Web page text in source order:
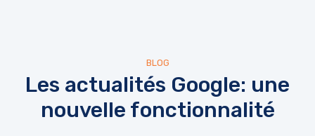
BLOG
Les actualités Google: une
nouvelle fonctionnalité